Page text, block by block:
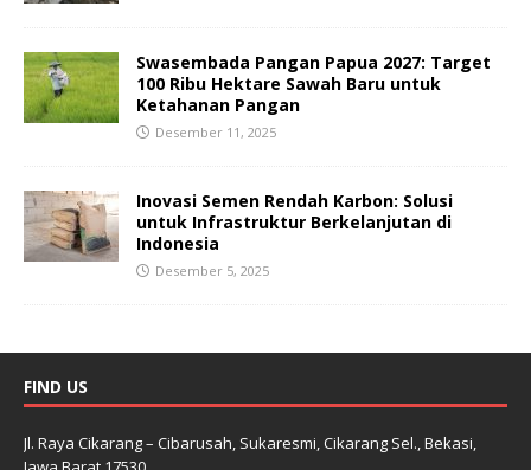
Swasembada Pangan Papua 2027: Target
100 Ribu Hektare Sawah Baru untuk
Ketahanan Pangan
Desember 11, 2025
Inovasi Semen Rendah Karbon: Solusi
untuk Infrastruktur Berkelanjutan di
Indonesia
Desember 5, 2025
FIND US
Jl. Raya Cikarang – Cibarusah, Sukaresmi, Cikarang Sel., Bekasi,